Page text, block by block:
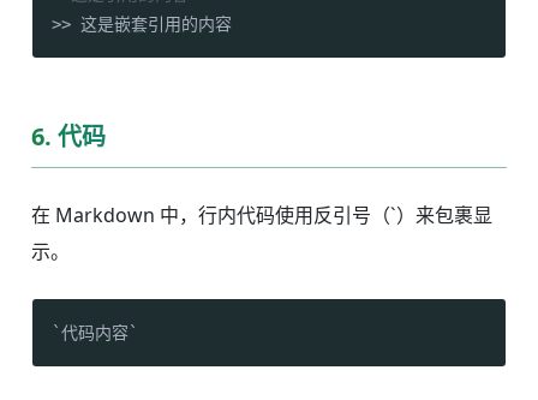
>> 这是嵌套引用的内容
6. 代码
在 Markdown 中，行内代码使用反引号（`）来包裹显
示。
`代码内容`